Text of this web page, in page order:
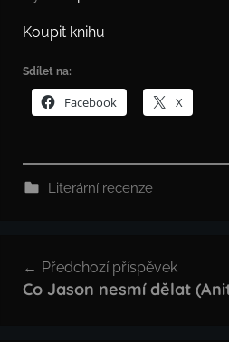
Koupit knihu
Sdílet na:
Facebook X
Literární recenze
pro
Předchozí příspěvek
Co Jason nesmí dělat